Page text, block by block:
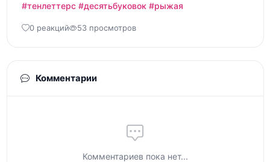
#тенлеттерс #десятьбуковок #рыжая
0 реакций 53 просмотров
Комментарии
Комментариев пока нет...